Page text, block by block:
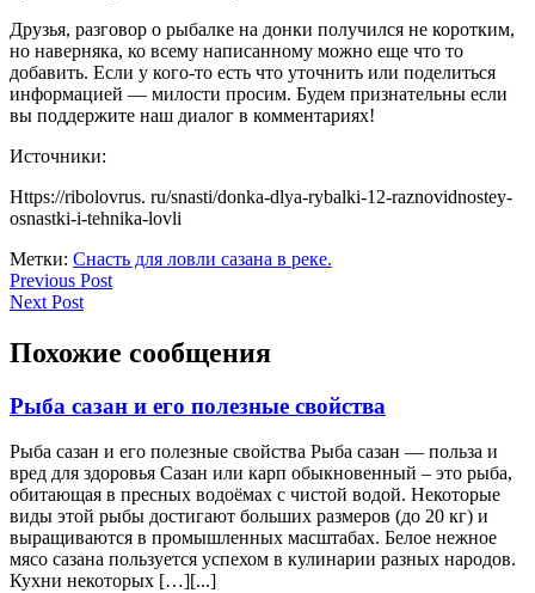
Друзья, разговор о рыбалке на донки получился не коротким,
но наверняка, ко всему написанному можно еще что то
добавить. Если у кого-то есть что уточнить или поделиться
информацией — милости просим. Будем признательны если
вы поддержите наш диалог в комментариях!
Источники:
Https://ribolovrus. ru/snasti/donka-dlya-rybalki-12-raznovidnostey-
osnastki-i-tehnika-lovli
Метки: Снасть для ловли сазана в реке.
Навигация
по
записям
Previous PostPrevious
Next PostNext
Похожие сообщения
Рыба сазан и его полезные свойства
и
его
полезные
свойства
Рыба сазан и его полезные свойства Рыба сазан — польза и
вред для здоровья Сазан или карп обыкновенный – это рыба,
обитающая в пресных водоёмах с чистой водой. Некоторые
виды этой рыбы достигают больших размеров (до 20 кг) и
выращиваются в промышленных масштабах. Белое нежное
мясо сазана пользуется успехом в кулинарии разных народов.
Кухни некоторых […][...]